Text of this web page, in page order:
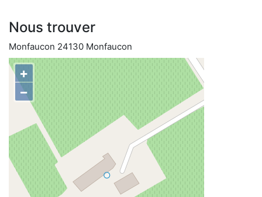
Nous trouver
Monfaucon 24130 Monfaucon
+
−